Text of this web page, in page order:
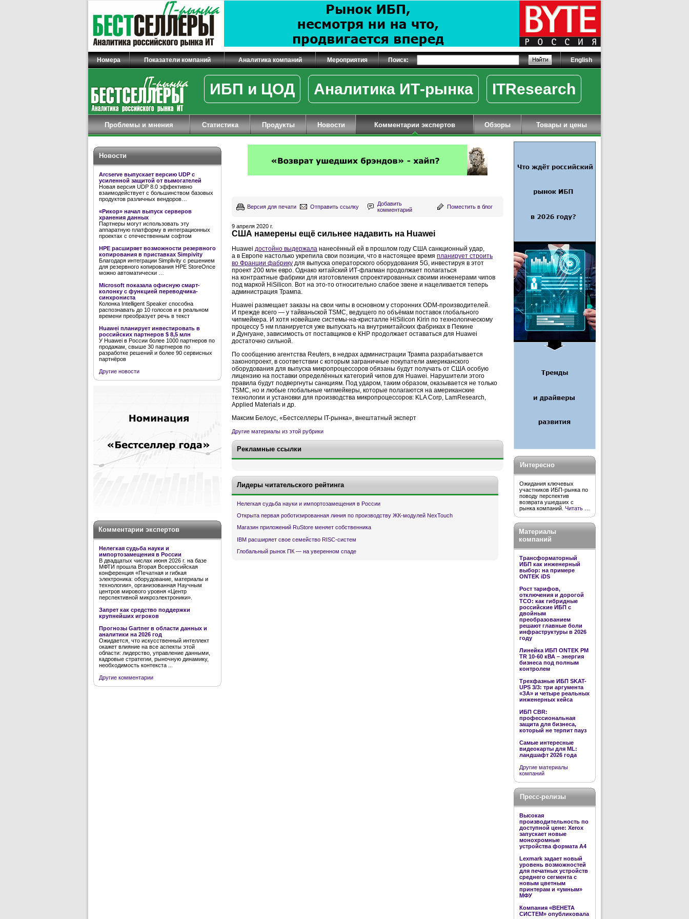
Номера Показатели компаний Аналитика компаний Мероприятия Поиск: English
ИБП и ЦОД Аналитика ИТ-рынка ITResearch
Проблемы и мнения Статистика Продукты Новости Комментарии экспертов Обзоры Товары и цены
Новости
Arcserve выпускает версию UDP с
усиленной защитой от вымогателей
Новая версия UDP 8.0 эффективно
взаимодействует с большинством базовых
продуктов различных вендоров…
«Рикор» начал выпуск серверов
хранения данных
Партнеры могут использовать эту
аппаратную платформу в интеграционных
проектах с отечественным софтом
HPE расширяет возможности резервного
копирования в приставках Simpivity
Благодаря интеграции Simplivity с решением
для резервного копирования HPE StoreOnce
можно автоматически …
Microsoft показала офисную смарт-
колонку с функцией переводчика-
синхрониста
Колонка Intelligent Speaker способна
распознавать до 10 голосов и в реальном
времени преобразует речь в текст
Huawei планирует инвестировать в
российских партнеров $ 8,5 млн
У Huawei в России более 1000 партнеров по
продажам, свыше 30 партнеров по
разработке решений и более 90 сервисных
партнёров
Другие новости
Комментарии экспертов
Нелегкая судьба науки и
импортозамещения в России
В двадцатых числах июня 2026 г. на базе
МФТИ прошла Вторая Всероссийская
конференция «Печатная и гибкая
электроника: оборудование, материалы и
технологии», организованная Научным
центров мирового уровня «Центр
перспективной микроэлектроники».
Запрет как средство поддержки
крупнейших игроков
Прогнозы Gartner в области данных и
аналитики на 2026 год
Ожидается, что искусственный интеллект
окажет влияние на все аспекты этой
области: лидерство, управление данными,
кадровые стратегии, рыночную динамику,
необходимость контекста ...
Другие комментарии
Версия для печати Отправить ссылку
Добавить
комментарий
Поместить в блог
9 апреля 2020 г.
США намерены ещё сильнее надавить на Huawei
Huawei достойно выдержала нанесённый ей в прошлом году США санкционный удар,
а в Европе настолько укрепила свои позиции, что в настоящее время планирует строить
во Франции фабрику для выпуска операторского оборудования 5G, инвестируя в этот
проект 200 млн евро. Однако китайский ИТ-флагман продолжает полагаться
на контрактные фабрики для изготовления спроектированных своими инженерами чипов
под маркой HiSilicon. Вот на это-то относительно слабое звене и нацеливается теперь
администрация Трампа.
Huawei размещает заказы на свои чипы в основном у сторонних ODM-производителей.
И прежде всего — у тайваньской TSMC, ведущего по объёмам поставок глобального
чипмейкера. И хотя новейшие системы-на-кристалле HiSilicon Kirin по технологическому
процессу 5 нм планируется уже выпускать на внутрикитайских фабриках в Пекине
и Дунгуане, зависимость от поставщиков е КНР продолжает оставаться для Huawei
достаточно сильной.
По сообщению агентства Reuters, в недрах администрации Трампа разрабатывается
законопроект, в соответствии с которым заграничные покупатели американского
оборудования для выпуска микропроцессоров обязаны будут получать от США особую
лицензию на поставки определённых категорий чипов для Huawei. Нарушители этого
правила будут подвергнуты санкциям. Под ударом, таким образом, оказывается не только
TSMC, но и любые глобальные чипмейкеры, которые полагаются на американские
технологии и установки для производства микропроцессоров: KLA Corp, LamResearch,
Applied Materials и др.
Максим Белоус, «Бестселлеры IT-рынка», внештатный эксперт
Другие материалы из этой рубрики
Рекламные ссылки
Лидеры читательского рейтинга
Нелегкая судьба науки и импортозамещения в России
Открыта первая роботизированная линия по производству ЖК-модулей NexTouch
Магазин приложений RuStore меняет собственника
IBM расширяет свое семейство RISC-систем
Глобальный рынок ПК — на уверенном спаде
Интересно
Ожидания ключевых
участников ИБП-рынка по
поводу перспектив
возврата ушедших с
рынка компаний. Читать …
Материалы
компаний
Трансформаторный
ИБП как инженерный
выбор: на примере
ONTEK iDS
Рост тарифов,
отключения и дорогой
TCO: как гибридные
российские ИБП с
двойным
преобразованием
решают главные боли
инфраструктуры в 2026
году
Линейка ИБП ONTEK PM
TR 10-60 кВА – энергия
бизнеса под полным
контролем
Трехфазные ИБП SKAT-
UPS 3/3: три аргумента
«ЗА» и четыре реальных
инженерных кейса
ИБП CBR:
профессиональная
защита для бизнеса,
который не терпит пауз
Самые интересные
видеокарты для ML:
ландшафт 2026 года
Другие материалы
компаний
Пресс-релизы
Высокая
производительность по
доступной цене: Xerox
запускает новые
монохромные
устройства формата А4
Lexmark задает новый
уровень возможностей
для печатных устройств
среднего сегмента с
новым цветным
принтерам и «умным»
МФУ
Компания «ВЕНЕТА
СИСТЕМ» опубликовала